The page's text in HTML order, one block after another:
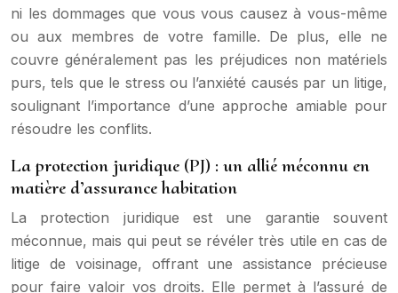
ni les dommages que vous vous causez à vous-même
ou aux membres de votre famille. De plus, elle ne
couvre généralement pas les préjudices non matériels
purs, tels que le stress ou l’anxiété causés par un litige,
soulignant l’importance d’une approche amiable pour
résoudre les conflits.
La protection juridique (PJ) : un allié méconnu en
matière d’assurance habitation
La protection juridique est une garantie souvent
méconnue, mais qui peut se révéler très utile en cas de
litige de voisinage, offrant une assistance précieuse
pour faire valoir vos droits. Elle permet à l’assuré de